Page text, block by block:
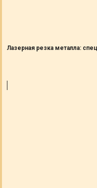
Лазерная резка металла: